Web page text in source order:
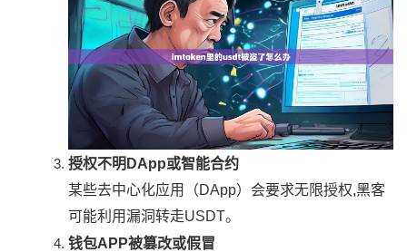
授权不明DApp或智能合约
某些去中心化应用（DApp）会要求无限授权,黑客
可能利用漏洞转走USDT。
钱包APP被篡改或假冒